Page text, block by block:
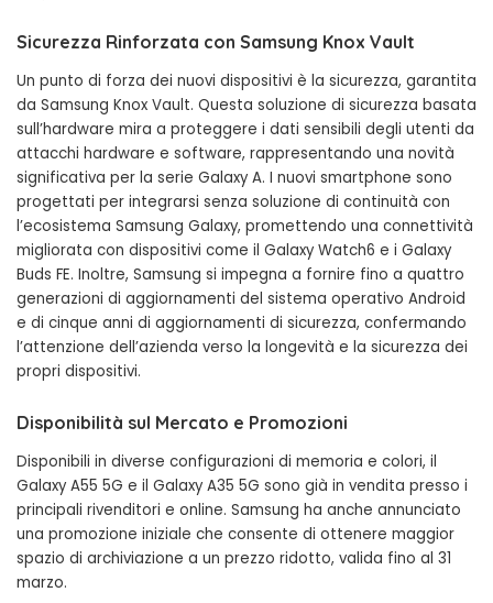
Sicurezza Rinforzata con Samsung Knox Vault
Un punto di forza dei nuovi dispositivi è la sicurezza, garantita
da Samsung Knox Vault. Questa soluzione di sicurezza basata
sull’hardware mira a proteggere i dati sensibili degli utenti da
attacchi hardware e software, rappresentando una novità
significativa per la serie Galaxy A. I nuovi smartphone sono
progettati per integrarsi senza soluzione di continuità con
l’ecosistema Samsung Galaxy, promettendo una connettività
migliorata con dispositivi come il Galaxy Watch6 e i Galaxy
Buds FE. Inoltre, Samsung si impegna a fornire fino a quattro
generazioni di aggiornamenti del sistema operativo Android
e di cinque anni di aggiornamenti di sicurezza, confermando
l’attenzione dell’azienda verso la longevità e la sicurezza dei
propri dispositivi.
Disponibilità sul Mercato e Promozioni
Disponibili in diverse configurazioni di memoria e colori, il
Galaxy A55 5G e il Galaxy A35 5G sono già in vendita presso i
principali rivenditori e online. Samsung ha anche annunciato
una promozione iniziale che consente di ottenere maggior
spazio di archiviazione a un prezzo ridotto, valida fino al 31
marzo.